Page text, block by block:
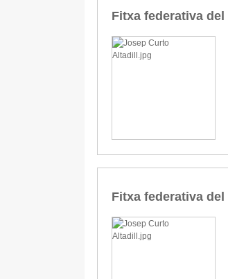
Fitxa federativa del
Fitxa federativa del